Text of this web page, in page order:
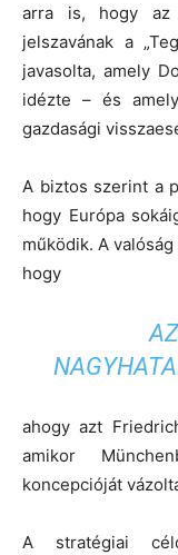
arra is, hogy az
jelszavának a
javasolta, amely
idézte – és
gazdasági
A biztos szerint a
hogy Európa
működik. A
hogy
ahogy azt
amikor
koncepcióját
A stratégiai